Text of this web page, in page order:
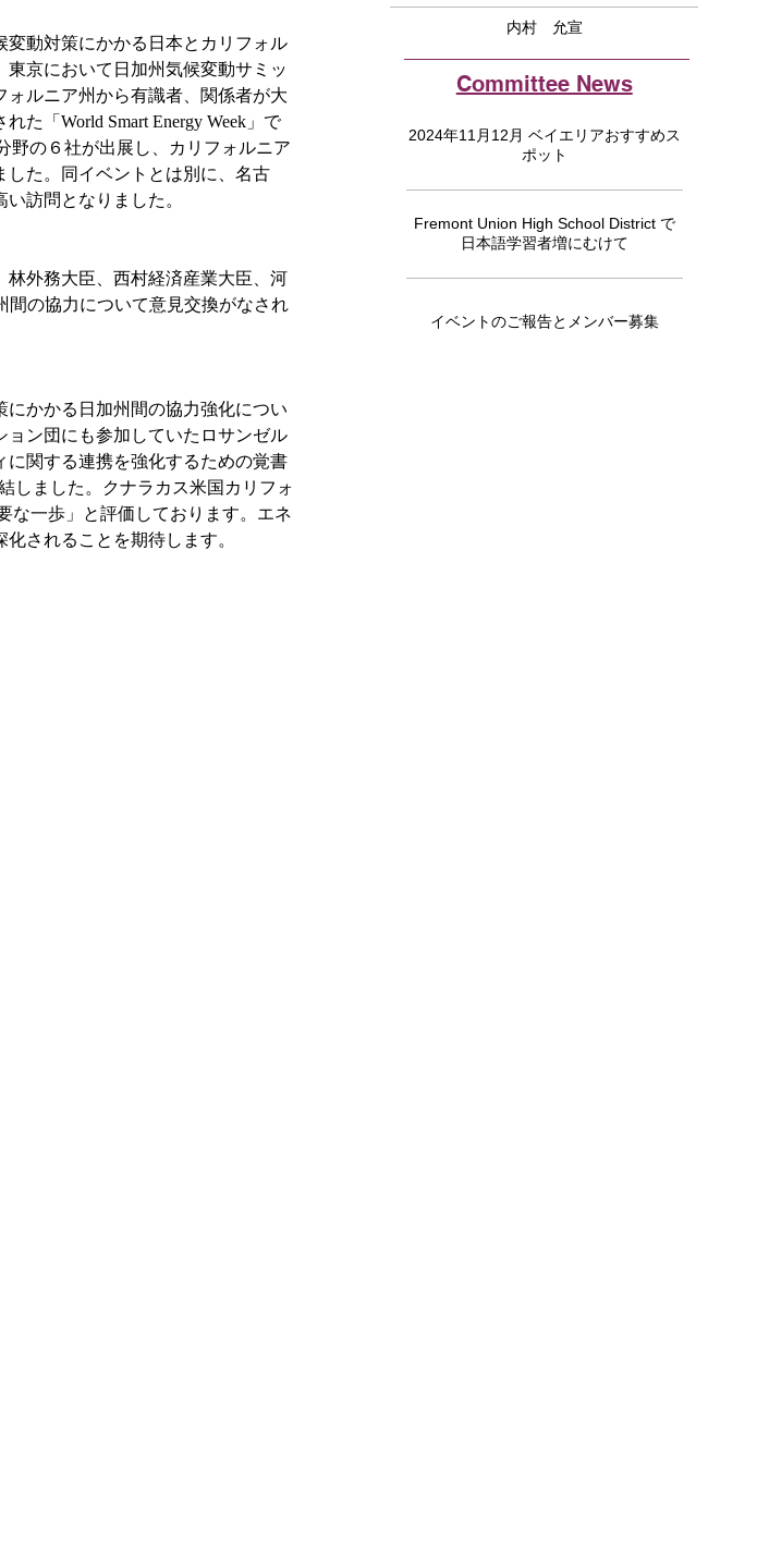
動対策にかかる日本とカリフォル
京において日加州気候変動サミッ
ォルニア州から有識者、関係者が大
た「World Smart Energy Week」で
野の６社が出展し、カリフォルニア
た。同イベントとは別に、名古
訪問となりました。
外務大臣、西村経済産業大臣、河
間の協力について意見交換がなされ
かかる日加州間の協力強化につい
ン団にも参加していたロサンゼル
関する連携を強化するための覚書
しました。クナラカス米国カリフォ
な一歩」と評価しております。 エネ
化されることを期待します。
内村 允宣
Committee News
2024年11月12月 ベイエリアおすすめス
ポット
Fremont Union High School District で
日本語学習者増にむけて
イベントのご報告とメンバー募集